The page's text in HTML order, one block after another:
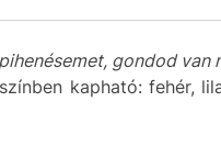
gondod van
kapható: fehér,